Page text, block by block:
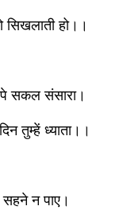
सिखलाती हो।।
सकल संसारा।
तुम्हें ध्याता।।
न पाए।